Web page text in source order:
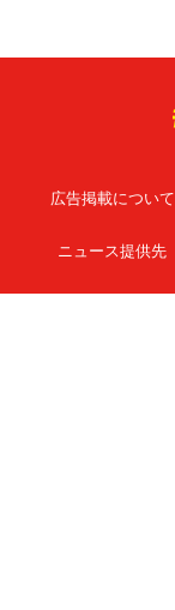
広告掲載について
ニュース提供先